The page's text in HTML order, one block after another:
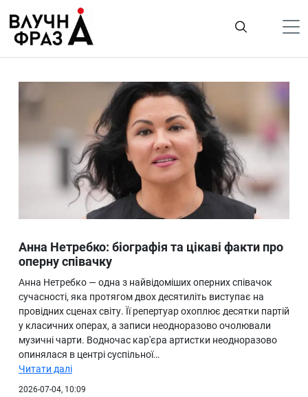
содержимому
Гроші
Життя
Лайфстайл
ТехноНаука
Людина
Ukraine
Про нас
Анна Нетребко: біографія та цікаві факти про
оперну співачку
Анна Нетребко — одна з найвідоміших оперних співачок
сучасності, яка протягом двох десятиліть виступає на
провідних сценах світу. Її репертуар охоплює десятки партій
у класичних операх, а записи неодноразово очолювали
музичні чарти. Водночас кар'єра артистки неодноразово
опинялася в центрі суспільної…
Читати далі
2026-07-04, 10:09